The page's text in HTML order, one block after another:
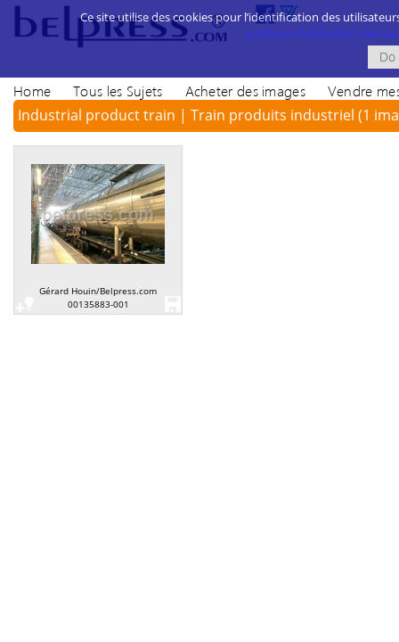
Home Tous les Sujets Acheter des images Vendre
Industrial product train | Train produits industriel (1
Gérard Houin/Belpress.com
00135883-001
Ce site utilise des cookies pour l’identification des
politique d’utilisation des